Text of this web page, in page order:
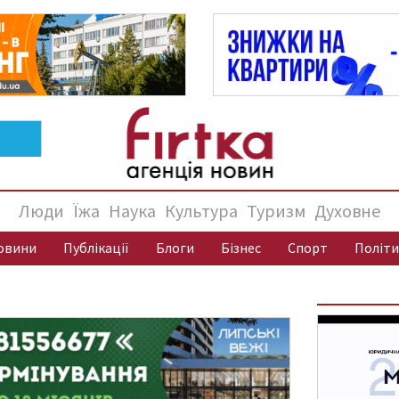
Люди Їжа Наука Культура Туризм Духовне
Публікації Блоги Бізнес Спорт